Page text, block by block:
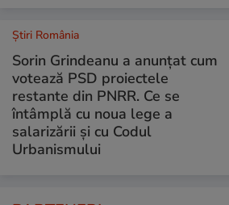
Știri România
Sorin Grindeanu a anunțat cum
votează PSD proiectele
restante din PNRR. Ce se
întâmplă cu noua lege a
salarizării și cu Codul
Urbanismului